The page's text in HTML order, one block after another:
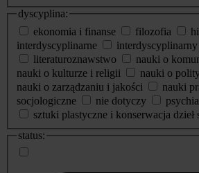
dyscyplina:
ekonomia i finanse
filozofia
interdyscyplinarne
interdyscyplinarny
literaturoznawstwo
nauki o
nauki o kulturze i religii
nauki o
nauki o zarządzaniu i jakości
nauki
socjologiczne
nie dotyczy
sztuki plastyczne i konserwacja dzieł
status: